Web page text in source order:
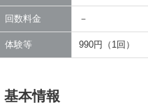
回数料金 －
体験等 990円（1回）
基本情報